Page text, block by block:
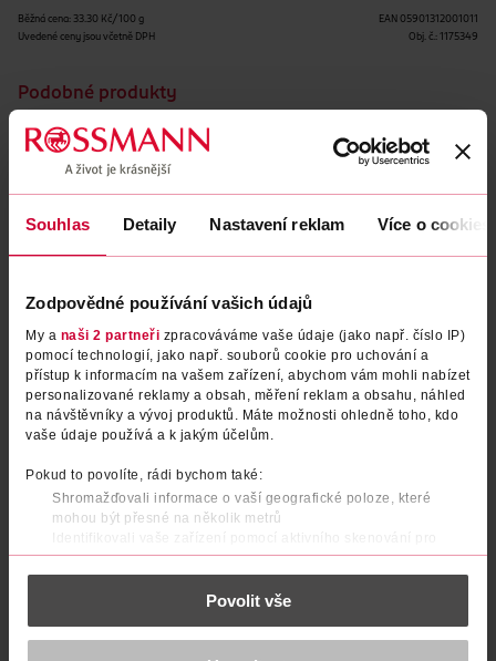
Souhlas Detaily Nastavení reklam Více o cookies
Zodpovědné používání vašich údajů
My a naši 2 partneři zpracováváme vaše údaje (jako např. číslo IP)
pomocí technologií, jako např. souborů cookie pro uchování a
přístup k informacím na vašem zařízení, abychom vám mohli nabízet
personalizované reklamy a obsah, měření reklam a obsahu, náhled
na návštěvníky a vývoj produktů. Máte možnosti ohledně toho, kdo
vaše údaje používá a k jakým účelům.
Pokud to povolíte, rádi bychom také:
Shromažďovali informace o vaší geografické poloze, které
mohou být přesné na několik metrů
Identifikovali vaše zařízení pomocí aktivního skenování pro
konkrétní charakteristiky (otisk prstu)
Zjistěte více o tom, jak zpracováváme vaše osobní údaje, a nastavte
části s podrobnostmi . Svůj souhlas můžete kdykoliv
Povolit vše
Běžná cena: 33.30 Kč/100 g
Uvedené ceny jsou včetně DPH
EAN 05901312001011
Obj. č.: 1175349
Podobné produkty
Odstraňovač vlasů z odpadu
WC Net
109 Kč